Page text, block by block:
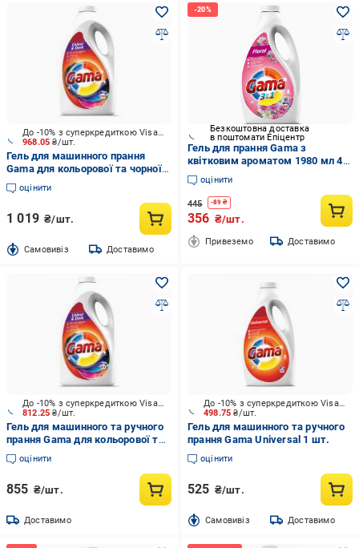
968.05₴/шт.
До -10% з суперкредиткою Visa Вигода
Гель для машинного прання
Gama для кольорової та чорної
білизни 4,5 л
оцінити
1 019 ₴/шт.
Cамовивіз Доставимо
Безкоштовна доставка
в поштомати Епіцентр
Гель для прання Gama з
квітковим ароматом 1980 мл 44
пр.
оцінити
445 -89 ₴
356 ₴/шт.
Привеземо Доставимо
812.25₴/шт.
До -10% з суперкредиткою Visa Вигода
Гель для машинного та ручного
прання Gama для кольорової та
темної білизни 3,735 л
оцінити
855 ₴/шт.
Доставимо
498.75₴/шт.
До -10% з суперкредиткою Visa Вигода
Гель для машинного та ручного
прання Gama Universal 1 шт.
оцінити
525 ₴/шт.
Cамовивіз Доставимо